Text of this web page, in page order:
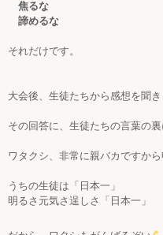
焦るな
諦めるな
それだけです。
大会後、生徒たちから感想を聞き
その回答に、生徒たちの言葉の
ワタクシ、非常に親バカですか
うちの生徒は「日本一」
明るさ元気さ逞しさ「日本一」